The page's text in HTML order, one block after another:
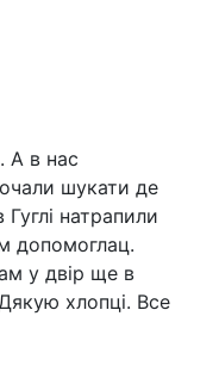
А в нас
шукати де
натрапили
допомоглац.
у двір ще в
хлопці. Все